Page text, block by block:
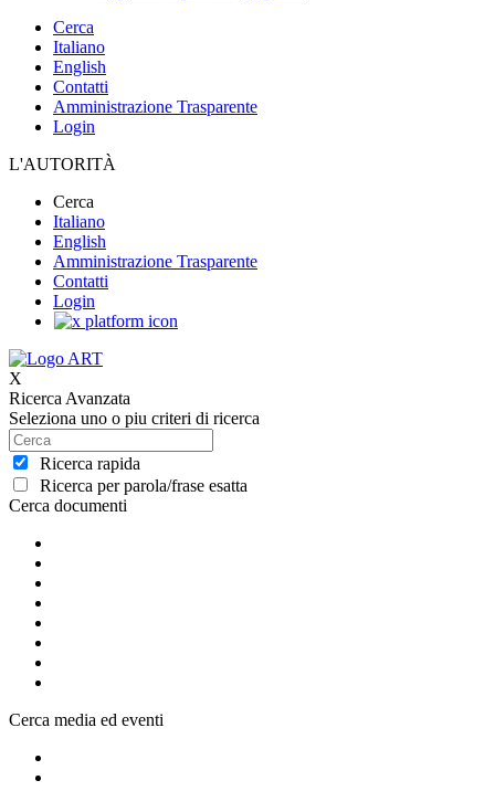
Cerca
Italiano
English
Contatti
Amministrazione Trasparente
Login
L'AUTORITÀ
Cerca
Italiano
English
Amministrazione Trasparente
Contatti
Login
X
Ricerca Avanzata
Seleziona uno o piu criteri di ricerca
Ricerca rapida
Ricerca per parola/frase esatta
Cerca documenti
Cerca media ed eventi